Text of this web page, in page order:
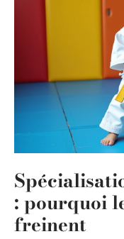
: pourquoi
freinent